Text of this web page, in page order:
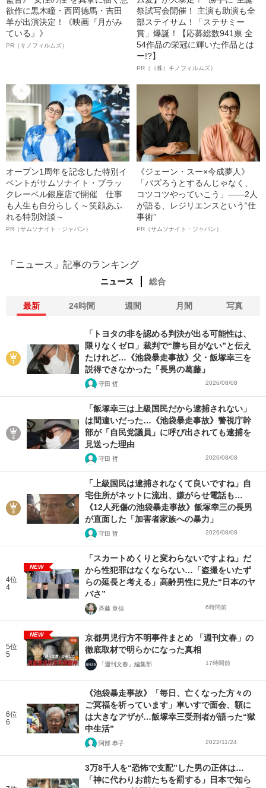
欲作に黒木瞳・西岡德馬・吉田
羊が出演決定！《映画『月がみ
ている』》
PR（キノフィルムズ）
祭試写会開催！ 主演も助演も全
部ステイサム！「ステサミー
賞」爆誕！【応募総数941票 全
54作品の栄冠に輝いた作品とは
ー!?】
PR（（株）キノフィルムズ）
オープン1周年を記念した特別イ
ベントがサムソナイト・ブラッ
クレーベル銀座店で開催 仕事
も人生も自分らしく～笑顔あふ
れる特別対談～
PR（サムソナイト・ジャパン）
《ジェーン・スー×今成夢人》
「バズろうとするんじゃなく、
コツコツやっていこう」――2人
が語る、レジリエンスという“仕
事術”
PR（サムソナイト・ジャパン）
「ニュース」記事のランキング
ニュース 総合
最新 24時間 週間 月間 写真
「トヨタの非を認める判決が出る可能性は、
限りなくゼロ」裁判で“勝ち目がない”と伝え
たけれど…《池袋暴走事故》父・飯塚幸三を
説得できなかった「長男の葛藤」
守田 哲 2026/08/08
「飯塚幸三は上級国民だから逮捕されない」
は間違いだった…《池袋暴走事故》警視庁幹
部が「自民党議員」に呼び出されても逮捕を
見送った理由
守田 哲 2026/08/08
「上級国民は逮捕されなくて良いですね」自
宅住所がネットに流出、嫌がらせ電話も…
《12人死傷の池袋暴走事故》飯塚幸三の長男
が直面した「加害者家族への暴力」
守田 哲 2026/08/08
4位
4
NEW
「スカートめくりと変わらないですよね」だ
から性犯罪はなくならない…「盗撮をいたず
らの延長と考える」高齢男性に見た“日本のヤ
バさ”
斉藤 章佳 6時間前
5位
5
NEW
京都男児行方不明事件まとめ 「週刊文春」の
徹底取材で明らかになった真相
「週刊文春」編集部 17時間前
6位
6
《池袋暴走事故》「毎日、亡くなった方々の
ご冥福を祈っています」車いすで面会、額に
は大きなアザが…飯塚幸三受刑者が語った“獄
中生活”
阿部 恭子 2022/11/24
3万8千人を“恐怖で支配”した男の正体は…
「神に代わりお前たちを罰する」日本で知ら